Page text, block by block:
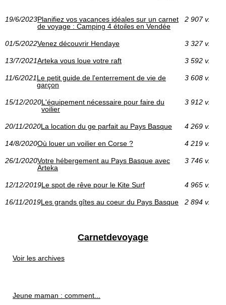
19/6/2023Planifiez vos vacances idéales sur un carnet
de voyage : Camping 4 étoiles en Vendée
2 907 v.
01/5/2022Venez découvrir Hendaye 3 327 v.
13/7/2021Arteka vous loue votre raft 3 592 v.
11/6/2021Le petit guide de l'enterrement de vie de
garçon
3 608 v.
15/12/2020L'équipement nécessaire pour faire du
voilier
3 912 v.
20/11/2020La location du ge parfait au Pays Basque 4 269 v.
14/8/2020Où louer un voilier en Corse ? 4 219 v.
26/1/2020Votre hébergement au Pays Basque avec
Arteka
3 746 v.
12/12/2019Le spot de rêve pour le Kite Surf 4 965 v.
16/11/2019Les grands gîtes au coeur du Pays Basque 2 894 v.
Carnetdevoyage
Voir les archives
Jeune maman : comment...